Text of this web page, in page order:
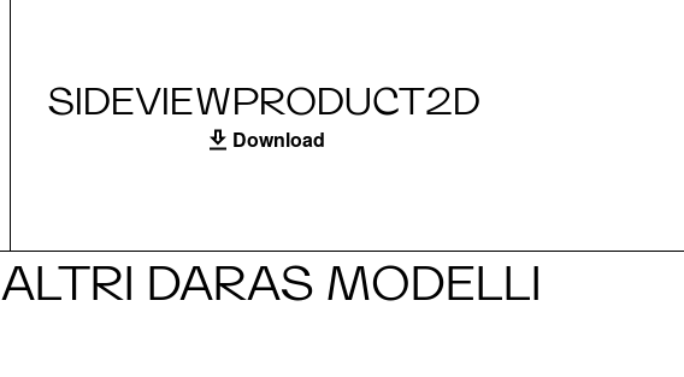
SIDEVIEWPRODUCT2D
Download
ALTRI DARAS MODELLI